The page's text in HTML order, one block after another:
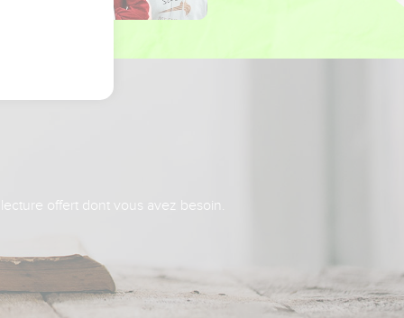
offert dont vous avez besoin.